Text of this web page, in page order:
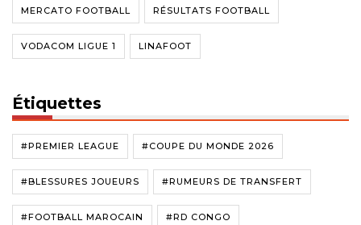
MERCATO FOOTBALL RÉSULTATS FOOTBALL
VODACOM LIGUE 1 LINAFOOT
Étiquettes
#PREMIER LEAGUE #COUPE DU MONDE 2026
#BLESSURES JOUEURS #RUMEURS DE TRANSFERT
#FOOTBALL MAROCAIN #RD CONGO